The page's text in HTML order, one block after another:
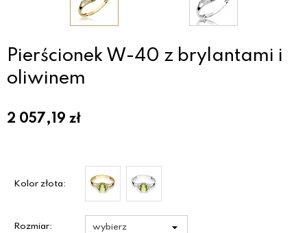
Pierścionek W-40 z brylantami i
oliwinem
2 057,19 zł
Kolor złota:
Rozmiar: